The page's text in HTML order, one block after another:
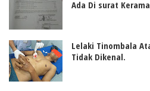
Ada Di surat
Lelaki Tinombala
Tidak Dikenal.